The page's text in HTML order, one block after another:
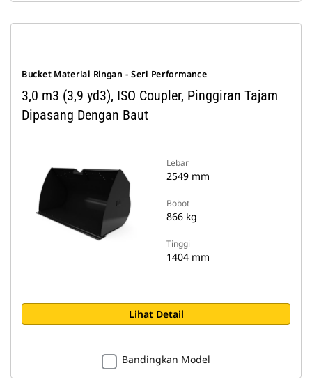
Bucket Material Ringan - Seri Performance
3,0 m3 (3,9 yd3), ISO Coupler, Pinggiran Tajam
Dipasang Dengan Baut
Lebar
2549 mm
Bobot
866 kg
Tinggi
1404 mm
Lihat Detail
Bandingkan Model